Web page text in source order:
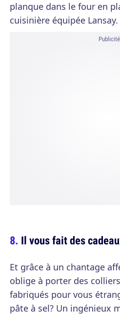
planque dans le four en
cuisinière équipée Lansay.
Publicité
Il vous fait des
Et grâce à un chantage
oblige à porter des
fabriqués pour vous
pâte à sel? Un ingénieux